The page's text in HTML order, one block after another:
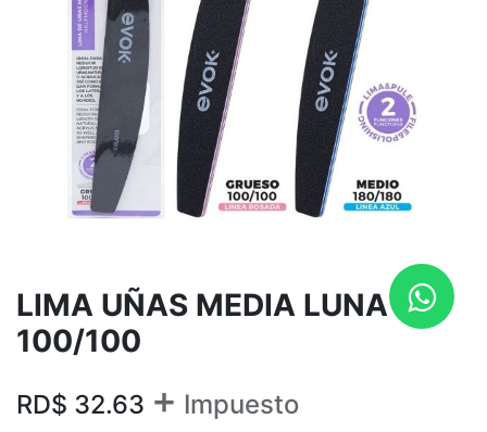
LIMA UÑAS MEDIA LUNA
100/100
RD$ 32.63 + Impuesto